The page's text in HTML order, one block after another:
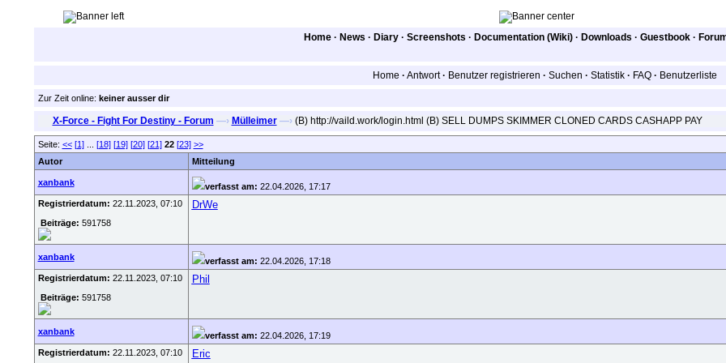
Home · News · Diary · Screenshots · Documentation (Wiki) · Downloads · Guestbook ·
Home · Antwort · Benutzer registrieren · Suchen · Statistik · FAQ · Benutzerliste
Zur Zeit online: keiner ausser dir
X-Force - Fight For Destiny - Forum —› Mülleimer —›(B) http://vaild.work/login.html (B) SELL DUMPS SKIMMER CLONED CARDS CASHAPP PAY
Seite: << [1]... [18] [19] [20] [21] 22 [23] >>
Autor
Mitteilung
xanbank verfasst am: 22.04.2026, 17:17
Registrierdatum: 22.11.2023, 07:10
Beiträge: 591758
DrWe
xanbank verfasst am: 22.04.2026, 17:18
Registrierdatum: 22.11.2023, 07:10
Beiträge: 591758
Phil
xanbank verfasst am: 22.04.2026, 17:19
Registrierdatum: 22.11.2023, 07:10 Eric